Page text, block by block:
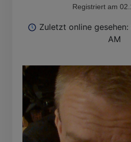
Registriert am
Zuletzt online
AM